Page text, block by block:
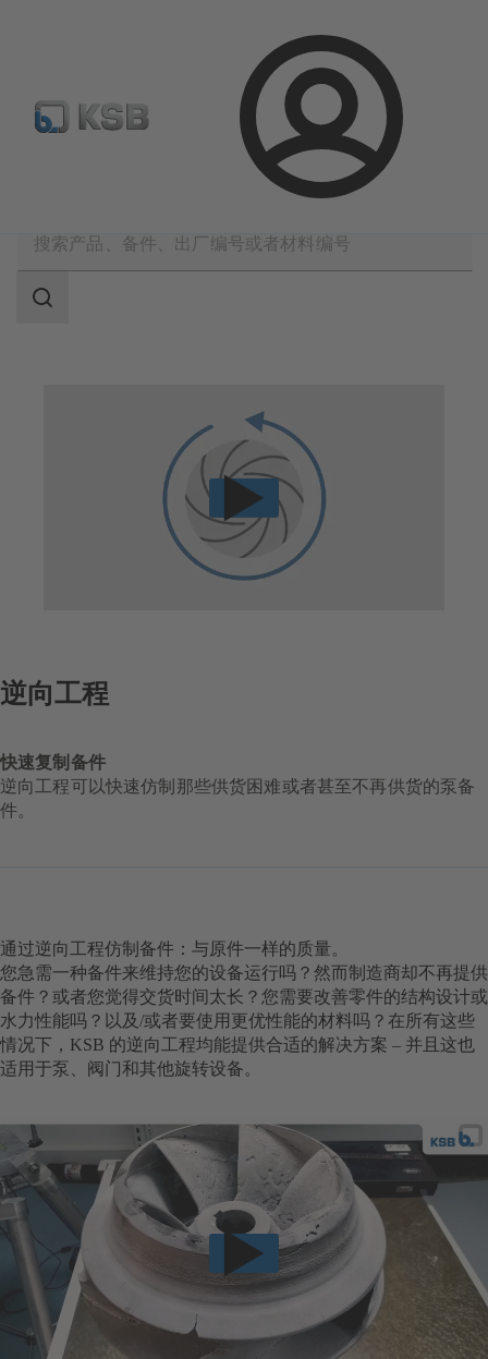
登
录
备件搜索 产品选型
工程复制
搜
逆向工程
快速复制备件
逆向工程可以快速仿制那些供货困难或者甚至不再供货的泵备
件。
通过逆向工程仿制备件：与原件一样的质量。
您急需一种备件来维持您的设备运行吗？然而制造商却不再提供
备件？或者您觉得交货时间太长？您需要改善零件的结构设计或
水力性能吗？以及/或者要使用更优性能的材料吗？在所有这些
情况下，KSB 的逆向工程均能提供合适的解决方案 – 并且这也
适用于泵、阀门和其他旋转设备。